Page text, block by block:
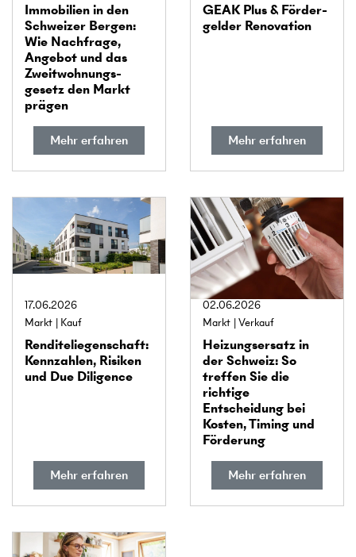
Immobilien in den
Schweizer Bergen:
Wie Nachfrage,
Angebot und das
Zweitwohnungs­
gesetz den Markt
prägen
Mehr erfahren
GEAK Plus & Förder­
gelder Renovation
Mehr erfahren
17.06.2026
Markt Kauf
Rendite­liegenschaft:
Kennzahlen, Risiken
und Due Diligence
Mehr erfahren
02.06.2026
Markt Verkauf
Heizungs­ersatz in
der Schweiz: So
treffen Sie die
richtige
Entscheidung bei
Kosten, Timing und
Förderung
Mehr erfahren